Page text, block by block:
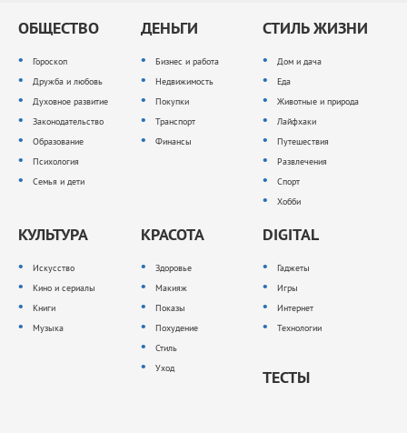
ОБЩЕСТВО
Гороскоп
Дружба и любовь
Духовное развитие
Законодательство
Образование
Психология
Семья и дети
ДЕНЬГИ
Бизнес и работа
Недвижимость
Покупки
Транспорт
Финансы
СТИЛЬ ЖИЗНИ
Дом и дача
Еда
Животные и природа
Лайфхаки
Путешествия
Развлечения
Спорт
Хобби
КУЛЬТУРА
Искусство
Кино и сериалы
Книги
Музыка
КРАСОТА
Здоровье
Макияж
Показы
Похудение
Стиль
Уход
DIGITAL
Гаджеты
Игры
Интернет
Технологии
ТЕСТЫ